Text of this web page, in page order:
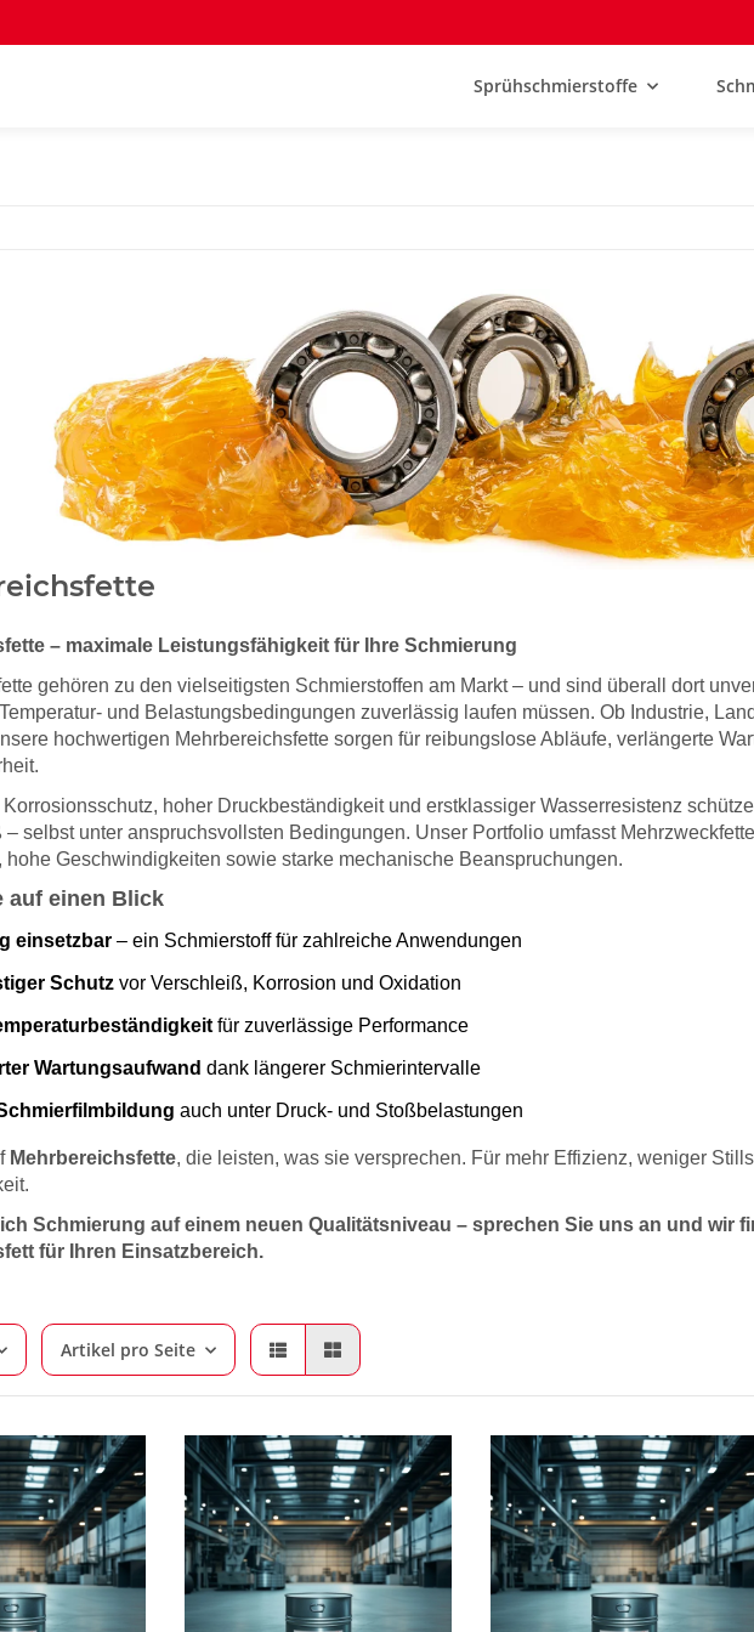
Sprühschmierstoffe
– maximale Leistungsfähigkeit für Ihre Schmierung
gehören zu den vielseitigsten Schmierstoffen am Markt – und sind überall dort
und Belastungsbedingungen zuverlässig laufen müssen. Ob Industrie,
hochwertigen Mehrbereichsfette sorgen für reibungslose Abläufe, verlängerte
Korrosionsschutz, hoher Druckbeständigkeit und erstklassiger Wasserresistenz
– selbst unter anspruchsvollsten Bedingungen. Unser Portfolio umfasst
hohe Geschwindigkeiten sowie starke mechanische Beanspruchungen.
auf einen Blick
einsetzbar – ein Schmierstoff für zahlreiche Anwendungen
Schutz vor Verschleiß, Korrosion und Oxidation
für zuverlässige Performance
Wartungsaufwand dank längerer Schmierintervalle
auch unter Druck- und Stoßbelastungen
Mehrbereichsfette, die leisten, was sie versprechen. Für mehr Effizienz, weniger
Schmierung auf einem neuen Qualitätsniveau – sprechen Sie uns an und wir
für Ihren Einsatzbereich.
Artikel pro Seite